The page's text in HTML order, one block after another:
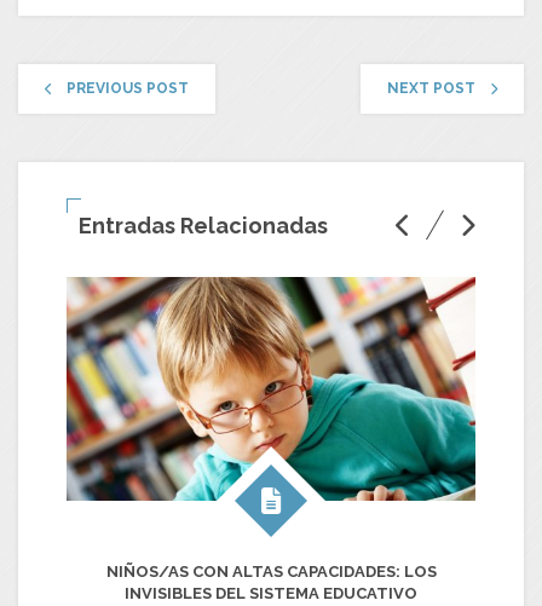
PREVIOUS POST NEXT POST
Entradas Relacionadas
NIÑOS/AS CON ALTAS CAPACIDADES: LOS
INVISIBLES DEL SISTEMA EDUCATIVO